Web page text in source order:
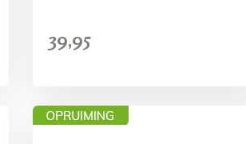
39,95